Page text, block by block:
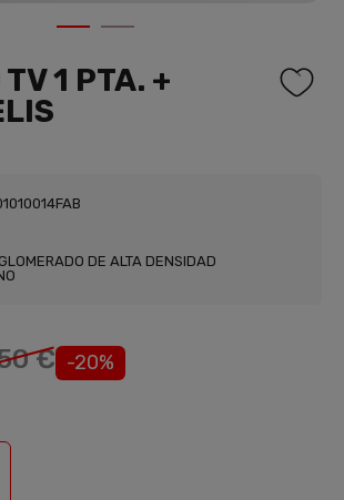
1 PTA. +
DE ALTA DENSIDAD
€ -20%